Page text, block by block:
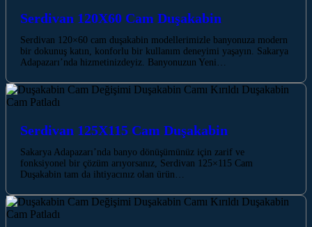
Serdivan 120X60 Cam Duşakabin
Serdivan 120×60 cam duşakabin modellerimizle banyonuza modern
bir dokunuş katın, konforlu bir kullanım deneyimi yaşayın. Sakarya
Adapazarı’nda hizmetinizdeyiz. Banyonuzun Yeni…
Serdivan 125X115 Cam Duşakabin
Sakarya Adapazarı’nda banyo dönüşümünüz için zarif ve
fonksiyonel bir çözüm arıyorsanız, Serdivan 125×115 Cam
Duşakabin tam da ihtiyacınız olan ürün…